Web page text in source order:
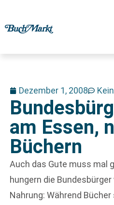
Dezember 1, 2008
am Essen,
Büchern
Auch das Gute muss mal
hungern die
Nahrung: Während